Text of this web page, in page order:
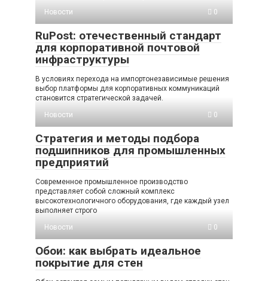
Новости
0
RuPost: отечественный стандарт
для корпоративной почтовой
инфраструктуры
В условиях перехода на импортонезависимые решения
выбор платформы для корпоративных коммуникаций
становится стратегической задачей.
Новости
0
Стратегия и методы подбора
подшипников для промышленных
предприятий
Современное промышленное производство
представляет собой сложный комплекс
высокотехнологичного оборудования, где каждый узел
выполняет строго
Новости
0
Обои: как выбрать идеальное
покрытие для стен